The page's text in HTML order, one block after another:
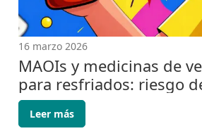
16 marzo 2026
MAOIs y medicinas de
para resfriados: riesgo
hipertensiva y síndrome
Leer más